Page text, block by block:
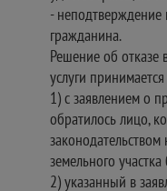
- неподтверждение
гражданина.
Решение об отказе
услуги
1) с заявлением о
обратилось лицо,
земельного
2) указанный в